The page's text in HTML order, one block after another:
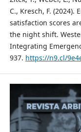
C., Kresch, F.
satisfaction scores
the night shift.
Integrating
937. https://n9.cl/